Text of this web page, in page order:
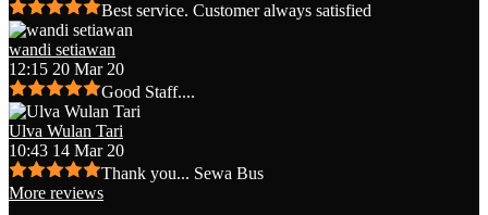
Best service. Customer always satisfied
wandi setiawan
12:15 20 Mar 20
Good Staff....
Ulva Wulan Tari
10:43 14 Mar 20
Thank you... Sewa Bus
More reviews